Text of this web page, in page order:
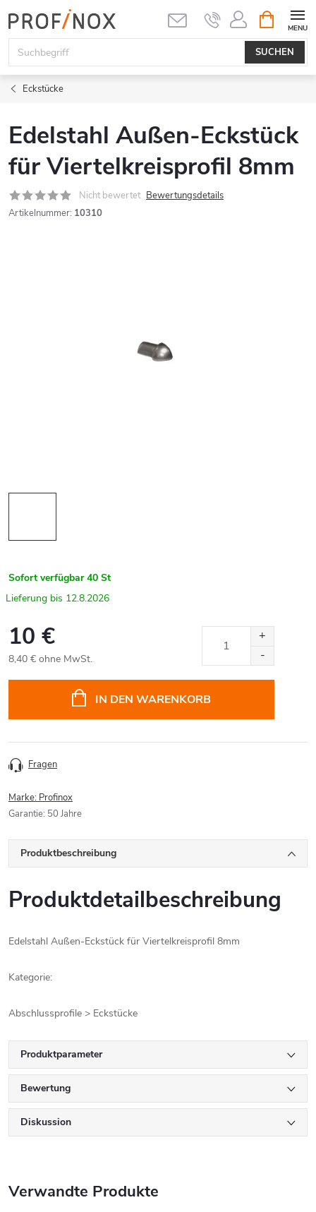
Inhalt
springen
SUCHEN
Eckstücke
Edelstahl Außen-Eckstück
für Viertelkreisprofil 8mm
Nicht bewertet Bewertungsdetails
Artikelnummer: 10310
Sofort verfügbar 40 St
12.8.2026
10 €
8,40 € ohne MwSt.
IN DEN WARENKORB
Fragen
Marke: Profinox
Garantie: 50 Jahre
Produktbeschreibung
Produktdetailbeschreibung
Edelstahl Außen-Eckstück für Viertelkreisprofil 8mm
Kategorie:
Abschlussprofile > Eckstücke
Produktparameter
Bewertung
Diskussion
Verwandte Produkte